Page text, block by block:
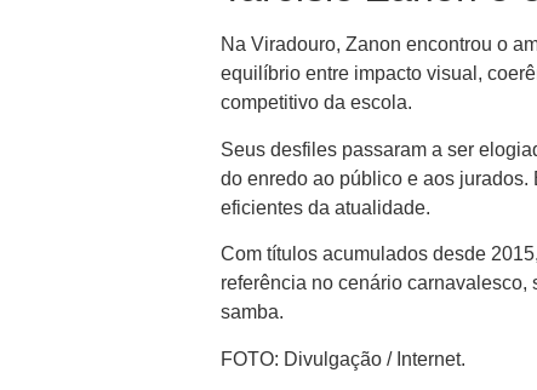
Na Viradouro, Zanon encontrou o
equilíbrio entre impacto visual,
competitivo da escola.
Seus desfiles passaram a ser
do enredo ao público e aos
eficientes da atualidade.
Com títulos acumulados desde
referência no cenário
samba.
FOTO: Divulgação / Internet.